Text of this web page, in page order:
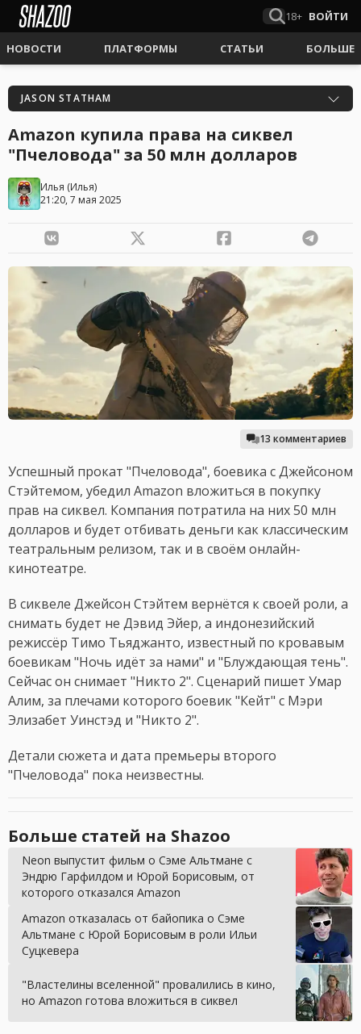
18+ ВОЙТИ
НОВОСТИ ПЛАТФОРМЫ СТАТЬИ БОЛЬШЕ
JASON STATHAM
Amazon купила права на сиквел
"Пчеловода" за 50 млн долларов
Илья (Илья)
21:20, 7 мая 2025
13 комментариев
Успешный прокат "Пчеловода", боевика с Джейсоном
Стэйтемом, убедил Amazon вложиться в покупку
прав на сиквел. Компания потратила на них 50 млн
долларов и будет отбивать деньги как классическим
театральным релизом, так и в своём онлайн-
кинотеатре.
В сиквеле Джейсон Стэйтем вернётся к своей роли, а
снимать будет не Дэвид Эйер, а индонезийский
режиссёр Тимо Тьяджанто, известный по кровавым
боевикам "Ночь идёт за нами" и "Блуждающая тень".
Сейчас он снимает "Никто 2". Сценарий пишет Умар
Алим, за плечами которого боевик "Кейт" с Мэри
Элизабет Уинстэд и "Никто 2".
Детали сюжета и дата премьеры второго
"Пчеловода" пока неизвестны.
Больше статей на Shazoo
Neon выпустит фильм о Сэме Альтмане с
Эндрю Гарфилдом и Юрой Борисовым, от
которого отказался Amazon
Amazon отказалась от байопика о Сэме
Альтмане с Юрой Борисовым в роли Ильи
Суцкевера
"Властелины вселенной" провалились в кино,
но Amazon готова вложиться в сиквел